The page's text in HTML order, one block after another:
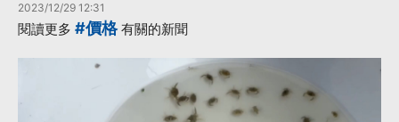
2023/12/29 12:31
閱讀更多 #價格有關的新聞